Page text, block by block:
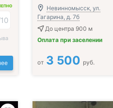
10
Невинномысск, ул.
Гагарина, д. 7б
До центра 900 м
Оплата при заселении
от 3 500 руб.